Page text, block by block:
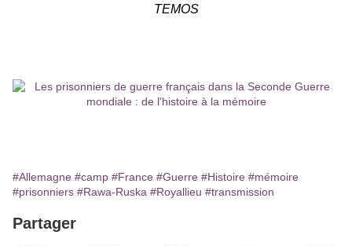
TEMOS
#Allemagne #camp #France #Guerre #Histoire #mémoire
#prisonniers #Rawa-Ruska #Royallieu #transmission
Partager